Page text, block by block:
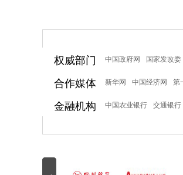
权威部门 中国政府网 国家发改委
合作媒体 新华网 中国经济网 第
金融机构 中国农业银行 交通银行